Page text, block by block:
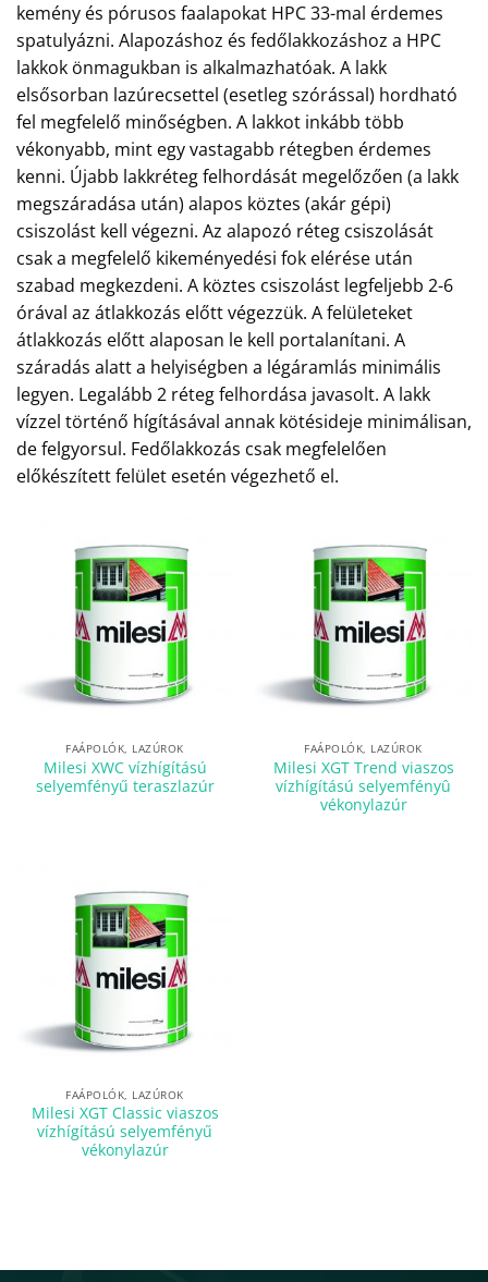
kemény és pórusos faalapokat HPC 33-mal érdemes
spatulyázni. Alapozáshoz és fedőlakkozáshoz a HPC
lakkok önmagukban is alkalmazhatóak. A lakk
elsősorban lazúrecsettel (esetleg szórással) hordható
fel megfelelő minőségben. A lakkot inkább több
vékonyabb, mint egy vastagabb rétegben érdemes
kenni. Újabb lakkréteg felhordását megelőzően (a lakk
megszáradása után) alapos köztes (akár gépi)
csiszolást kell végezni. Az alapozó réteg csiszolását
csak a megfelelő kikeményedési fok elérése után
szabad megkezdeni. A köztes csiszolást legfeljebb 2-6
órával az átlakkozás előtt végezzük. A felületeket
átlakkozás előtt alaposan le kell portalanítani. A
száradás alatt a helyiségben a légáramlás minimális
legyen. Legalább 2 réteg felhordása javasolt. A lakk
vízzel történő hígításával annak kötésideje minimálisan,
de felgyorsul. Fedőlakkozás csak megfelelően
előkészített felület esetén végezhető el.
FAÁPOLÓK, LAZÚROK
Milesi XWC vízhígítású
selyemfényű teraszlazúr
FAÁPOLÓK, LAZÚROK
Milesi XGT Trend viaszos
vízhígítású selyemfényû
vékonylazúr
FAÁPOLÓK, LAZÚROK
Milesi XGT Classic viaszos
vízhígítású selyemfényű
vékonylazúr